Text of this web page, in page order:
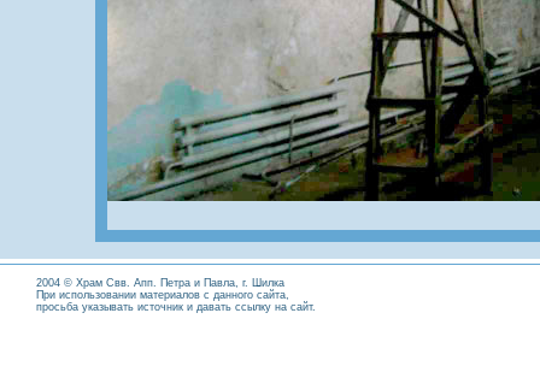
2004 © Храм Свв. Апп. Петра и Павла, г. Шилка
При использовании материалов с данного сайта,
просьба указывать источник и давать ссылку на сайт.